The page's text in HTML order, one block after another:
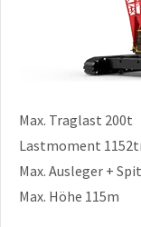
Max. Traglast 200t
Lastmoment
Max. Ausleger +
Max. Höhe 115m